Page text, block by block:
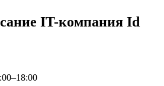
IT-компания Id